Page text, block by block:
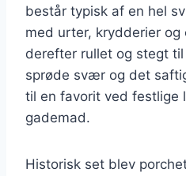
består typisk af en hel
med urter, krydderier og
derefter rullet og stegt
sprøde svær og det
til en favorit ved festlige
gademad.
Historisk set blev